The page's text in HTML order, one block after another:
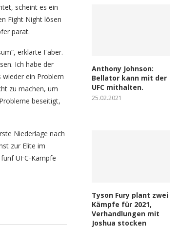
scheint es ein
Fight Night lösen
parat.
erklärte Faber.
Ich habe der
wieder ein Problem
zu machen, um
beseitigt,
Niederlage nach
zur Elite im
UFC-Kämpfe
Anthony Johnson:
Bellator kann mit der
UFC mithalten.
25.02.2021
Tyson Fury plant zwei
Kämpfe für 2021,
Verhandlungen mit
Joshua stocken